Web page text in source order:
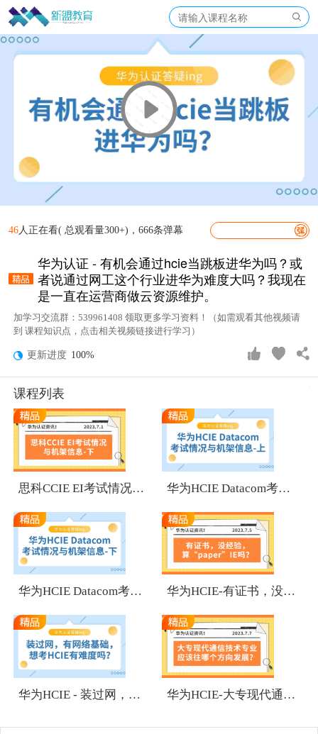
46人正在看( 总观看量300+)，666条弹幕
华为认证 - 有机会通过hcie当跳板进华为吗？或
者说通过网工这个行业进华为难度大吗？我现在
是一直在运营商做云资源维护。
加学习交流群：539961408 领取更多学习资料！（如需观看其他视频请
到 课程知识点，点击相关视频链接进行学习）
更新进度 100%
课程列表
思科CCIE EI考试情况与机架信息-下 华为HCIE Datacom考试情况与机架信息-上
华为HCIE Datacom考试情况与机架信息-下 华为HCIE-有证书，没经验，算“paper”IE吗？
华为HCIE - 装过网，有网络基础，想考HCIE有难度吗？ 华为HCIE-大专现代通信技术专业应该往哪个方向发展？